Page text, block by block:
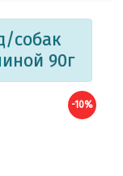
собак
90г
-10%